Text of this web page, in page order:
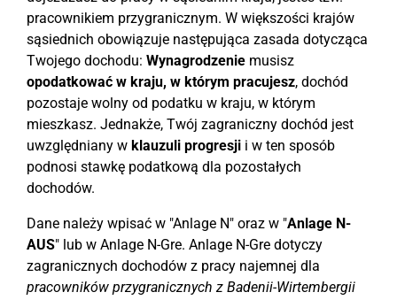
pracownikiem przygranicznym. W większości krajów
sąsiednich obowiązuje następująca zasada dotycząca
Twojego dochodu: Wynagrodzenie musisz
opodatkować w kraju, w którym pracujesz, dochód
pozostaje wolny od podatku w kraju, w którym
mieszkasz. Jednakże, Twój zagraniczny dochód jest
uwzględniany w klauzuli progresji i w ten sposób
podnosi stawkę podatkową dla pozostałych
dochodów.
Dane należy wpisać w "Anlage N" oraz w "Anlage N-
AUS" lub w Anlage N-Gre. Anlage N-Gre dotyczy
zagranicznych dochodów z pracy najemnej dla
pracowników przygranicznych z Badenii-Wirtembergii